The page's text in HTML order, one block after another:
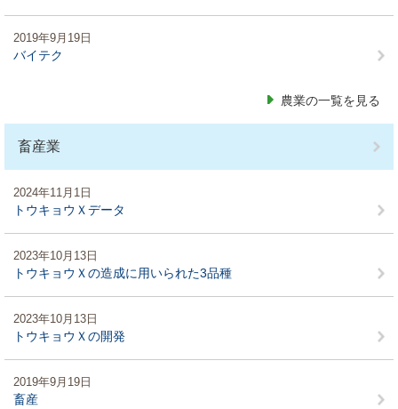
2019年9月19日
バイテク
農業の一覧を見る
畜産業
2024年11月1日
トウキョウＸデータ
2023年10月13日
トウキョウＸの造成に用いられた3品種
2023年10月13日
トウキョウＸの開発
2019年9月19日
畜産